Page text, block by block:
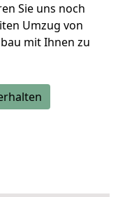
Sie uns noch
Umzug von
mit Ihnen zu